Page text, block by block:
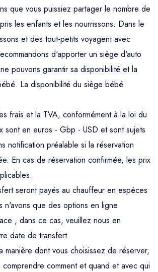
que vous puissiez partager le nombre de
les enfants et les nourrissons. Dans le
et des tout-petits voyagent avec
d'apporter un siège d'auto
pouvons garantir sa disponibilité et la
La disponibilité du siège bébé
frais et la TVA, conformément à la loi du
sont en euros - Gbp - USD et sont sujets
notification préalable si la réservation
En cas de réservation confirmée, les prix
seront payés au chauffeur en espèces
n'avons que des options en ligne
, dans ce cas, veuillez nous en
date de transfert.
manière dont vous choisissez de réserver,
comment et quand et avec qui